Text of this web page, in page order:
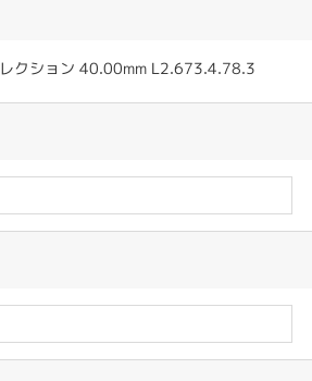
レクション 40.00mm L2.673.4.78.3